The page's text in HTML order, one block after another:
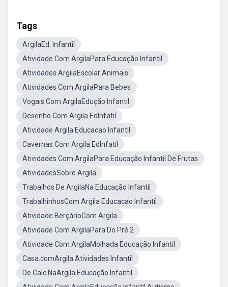
Tags
ArgilaEd. Infantil
Atividade Com ArgilaPara Educação Infantil
Atividades ArgilaEscolar Animais
Atividades Com ArgilaPara Bebes
Vogais Com ArgilaEdução Infantil
Desenho Com Argila EdInfatil
Atividade Argila Educacao Infantil
Cavernas Com Argila EdInfatil
Atividades Com ArgilaPara Educação Infantil De Frutas
AtividadesSobre Argila
Trabalhos De ArgilaNa Educação Infantil
TrabalhinhosCom Argila Educacao Infantil
Atividade BerçárioCom Argila
Atividade Com ArgilaPara Do Pré 2
Atividade Com ArgilaMolhada Educação Infantil
Casa.comArgila Atividades Infantil
De Calc NaArgila Educação Infantil